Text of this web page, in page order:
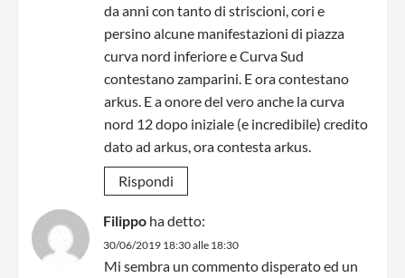
da anni con tanto di striscioni, cori e
persino alcune manifestazioni di piazza
curva nord inferiore e Curva Sud
contestano zamparini. E ora contestano
arkus. E a onore del vero anche la curva
nord 12 dopo iniziale (e incredibile) credito
dato ad arkus, ora contesta arkus.
Rispondi
Filippo ha detto:
30/06/2019 18:30 alle 18:30
Mi sembra un commento disperato ed un